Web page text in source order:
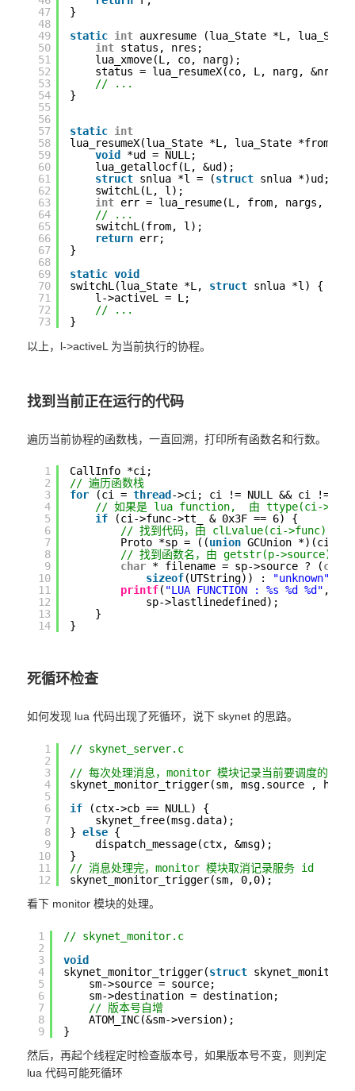
47
48
49
50
51
52
53
54
55
56
57
58
59
60
61
62
63
64
65
66
67
68
69
70
71
72
73
}
static int auxresume (lua_State *L,
int status, nres;
lua_xmove(L, co, narg);
status = lua_resumeX(co, L, narg, &nres);
// ...
}
static int
lua_resumeX(lua_State *L, lua_State *from,
void
*ud = NULL;
lua_getallocf(L, &ud);
struct snlua *l = (struct snlua *)ud;
switchL(L, l);
int err = lua_resume(L, from, nargs,
// ...
switchL(from, l);
return err;
}
static void
switchL(lua_State *L, struct snlua *l) {
l->activeL = L;
// ...
}
以上，l->activeL 为当前执行的协程。
找到当前正在运行的代码
遍历当前协程的函数栈，一直回溯，打印所有函数名和行数。
1
2
3
4
5
6
7
8
9
10
11
12
13
14
CallInfo *ci;
// 遍历函数栈
for
(ci = thread ->ci; ci != NULL && ci != &
// 如果是 lua function,  由 ttype(ci->func)
if
(ci->func->tt_ & 0x3F == 6) {
// 找到代码，由 clLvalue(ci->func) ->p
Proto *sp = ((union GCUnion *)(ci-
// 找到函数名，由 getstr(p->source) 展
char * filename = sp->source ? (char
sizeof(UTString)) : "unknown"
printf( "LUA FUNCTION : %s %d %d" ,
sp->lastlinedefined);
}
}
死循环检查
如何发现 lua 代码出现了死循环，说下 skynet 的思路。
1
2
3
4
5
6
7
8
9
10
11
12
// skynet_server.c
// 每次处理消息，monitor 模块记录当前要调度的
skynet_monitor_trigger(sm, msg.source ,
if
(ctx->cb == NULL) {
skynet_free(msg.data);
} else {
dispatch_message(ctx, &msg);
}
// 消息处理完，monitor 模块取消记录服务 id
skynet_monitor_trigger(sm, 0,0);
看下 monitor 模块的处理。
1
2
3
4
5
6
7
8
9
// skynet_monitor.c
void
skynet_monitor_trigger(struct
sm->source = source;
sm->destination = destination;
// 版本号自增
ATOM_INC(&sm->version);
}
然后，再起个线程定时检查版本号，如果版本号不变，则判定
lua 代码可能死循环